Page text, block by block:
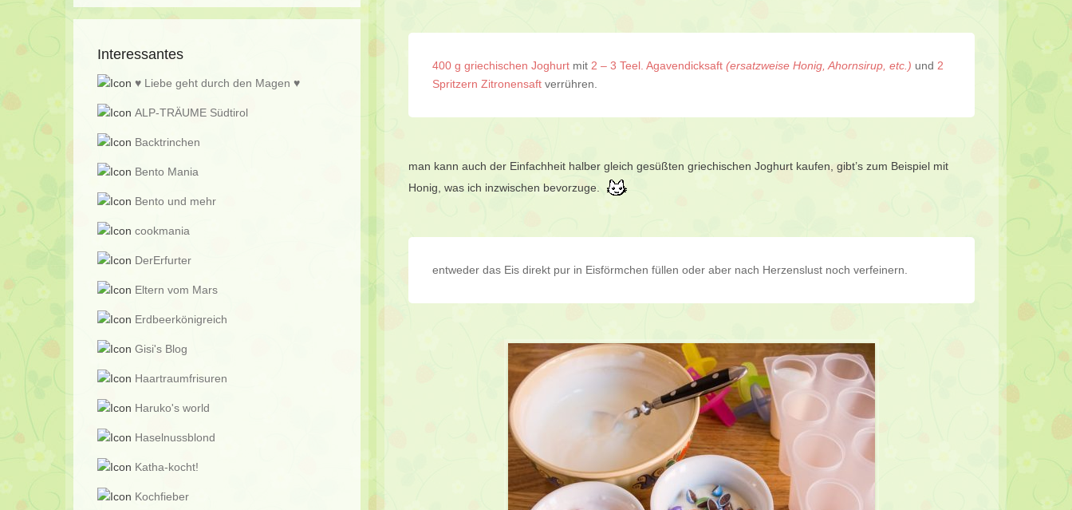
400 g griechischen Joghurt mit 2 – 3 Teel. Agavendicksaft (ersatzweise Honig, Ahornsirup, etc.) und 2
Spritzern Zitronensaft verrühren.
man kann auch der Einfachheit halber gleich gesüßten griechischen Joghurt kaufen, gibt’s zum Beispiel mit
Honig, was ich inzwischen bevorzuge.
entweder das Eis direkt pur in Eisförmchen füllen oder aber nach Herzenslust noch verfeinern.
Interessantes
♥ Liebe geht durch den Magen ♥
ALP-TRÄUME Südtirol
Backtrinchen
Bento Mania
Bento und mehr
cookmania
DerErfurter
Eltern vom Mars
Erdbeerkönigreich
Gisi's Blog
Haartraumfrisuren
Haruko's world
Haselnussblond
Katha-kocht!
Kochfieber